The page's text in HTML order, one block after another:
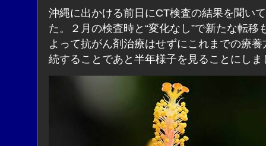
沖縄に出かける前日にCT検査の結果を聞い
た。２月の検査時と“変化なし”で新たな転移
よって抗がん剤治療はせずにこれまでの療養
続することであと半年様子を見ることにしま